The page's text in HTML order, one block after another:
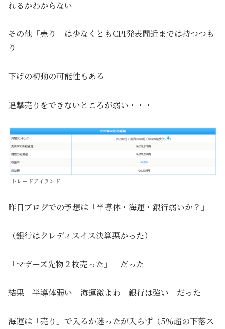
れるかわからない
その他「売り」は少なくともCPI発表間近までは持つつも
り
下げの初動の可能性もある
追撃売りをできないところが弱い・・・
トレードアイランド
昨日ブログでの予想は「半導体・海運・銀行弱いか？」
（銀行はクレディスイス決算悪かった）
「マザーズ先物２枚売った」 だった
結果 半導体弱い 海運激よわ 銀行は強い だった
海運は「売り」で入るか迷ったが入らず（5％超の下落ス